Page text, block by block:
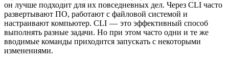
он лучше подходит для их повседневных дел. Через CLI часто
развертывают ПО, работают с файловой системой и
настраивают компьютер. CLI — это эффективный способ
выполнять разные задачи. Но при этом часто одни и те же
вводимые команды приходится запускать с некоторыми
изменениями.